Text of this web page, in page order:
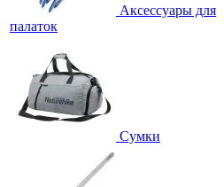
Аксессуары для
палаток
Сумки